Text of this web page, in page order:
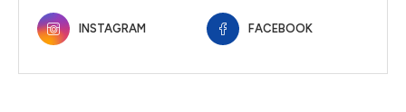
INSTAGRAM FACEBOOK